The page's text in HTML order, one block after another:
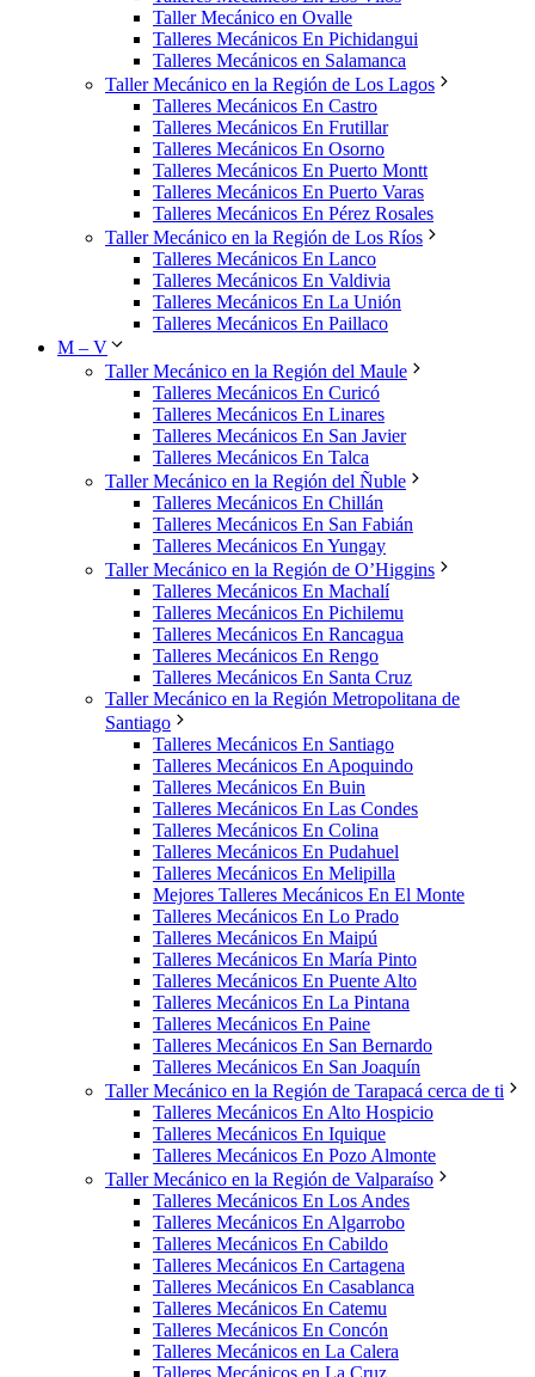
Taller Mecánico en Ovalle
Talleres Mecánicos En Pichidangui
Talleres Mecánicos en Salamanca
Taller Mecánico en la Región de Los Lagos
Talleres Mecánicos En Castro
Talleres Mecánicos En Frutillar
Talleres Mecánicos En Osorno
Talleres Mecánicos En Puerto Montt
Talleres Mecánicos En Puerto Varas
Talleres Mecánicos En Pérez Rosales
Taller Mecánico en la Región de Los Ríos
Talleres Mecánicos En Lanco
Talleres Mecánicos En Valdivia
Talleres Mecánicos En La Unión
Talleres Mecánicos En Paillaco
M – V
Taller Mecánico en la Región del Maule
Talleres Mecánicos En Curicó
Talleres Mecánicos En Linares
Talleres Mecánicos En San Javier
Talleres Mecánicos En Talca
Taller Mecánico en la Región del Ñuble
Talleres Mecánicos En Chillán
Talleres Mecánicos En San Fabián
Talleres Mecánicos En Yungay
Taller Mecánico en la Región de O’Higgins
Talleres Mecánicos En Machalí
Talleres Mecánicos En Pichilemu
Talleres Mecánicos En Rancagua
Talleres Mecánicos En Rengo
Talleres Mecánicos En Santa Cruz
Taller Mecánico en la Región Metropolitana de
Santiago
Talleres Mecánicos En Santiago
Talleres Mecánicos En Apoquindo
Talleres Mecánicos En Buin
Talleres Mecánicos En Las Condes
Talleres Mecánicos En Colina
Talleres Mecánicos En Pudahuel
Talleres Mecánicos En Melipilla
Mejores Talleres Mecánicos En El Monte
Talleres Mecánicos En Lo Prado
Talleres Mecánicos En Maipú
Talleres Mecánicos En María Pinto
Talleres Mecánicos En Puente Alto
Talleres Mecánicos En La Pintana
Talleres Mecánicos En Paine
Talleres Mecánicos En San Bernardo
Talleres Mecánicos En San Joaquín
Taller Mecánico en la Región de Tarapacá cerca de ti
Talleres Mecánicos En Alto Hospicio
Talleres Mecánicos En Iquique
Talleres Mecánicos En Pozo Almonte
Taller Mecánico en la Región de Valparaíso
Talleres Mecánicos En Los Andes
Talleres Mecánicos En Algarrobo
Talleres Mecánicos En Cabildo
Talleres Mecánicos En Cartagena
Talleres Mecánicos En Casablanca
Talleres Mecánicos En Catemu
Talleres Mecánicos En Concón
Talleres Mecánicos en La Calera